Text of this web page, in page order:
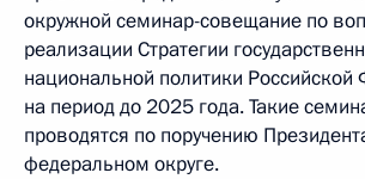
окружной семинар-совещание по
реализации Стратегии
национальной политики Российской
на период до 2025 года. Такие
проводятся по поручению
федеральном округе.